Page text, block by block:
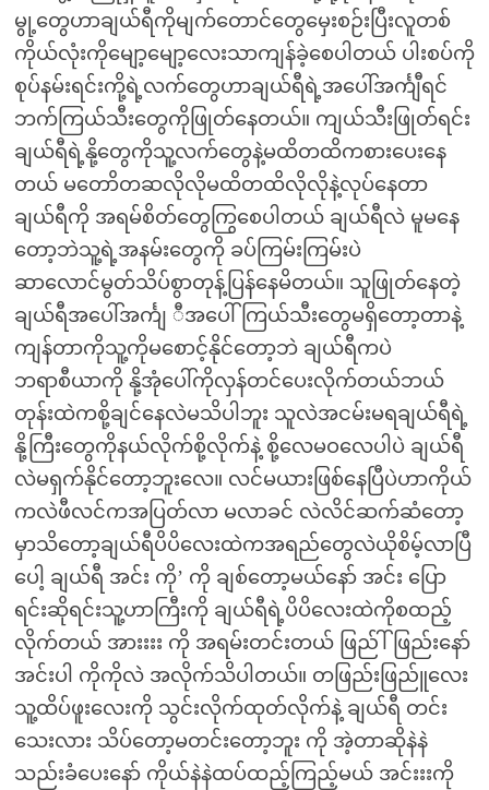
မွု့တွေဟာချယ်ရီကိုမျက်တောင်တွေမှေးစဉ်းပြီးလူတစ်
ကိုယ်လုံးကိုမျော့မျော့လေးသာကျန်ခဲ့စေပါတယ် ပါးစပ်ကို
စုပ်နမ်းရင်းကို့ရဲ့လက်တွေဟာချယ်ရီရဲ့အပေါ်အင်္ကျီရင်
ဘက်ကြယ်သီးတွေကိုဖြုတ်နေတယ်။ ကျယ်သီးဖြုတ်ရင်း
ချယ်ရီရဲ့နို့တွေကိုသူ့လက်တွေနဲ့မထိတထိကစားပေးနေ
တယ် မတောိတဆလိုလိုမထိတထိလိုလိုနဲ့လုပ်နေတာ
ချယ်ရီကို အရမ်စိတ်တွေကြွစေပါတယ် ချယ်ရီလဲ မူမနေ
တော့ဘဲသူ့ရဲ့အနမ်းတွေကို ခပ်ကြမ်းကြမ်းပဲ
ဆာလောင်မွတ်သိပ်စွာတုန့်ပြန်နေမိတယ်။ သူဖြုတ်နေတဲ့
ချယ်ရီအပေါ်အင်္ကျ ီအပေါ်ကြယ်သီးတွေမရှိတော့တာနဲ့
ကျန်တာကိုသူ့ကိုမစောင့်နိုင်တော့ဘဲ ချယ်ရီကပဲ
ဘရာစီယာကို နို့အုံပေါ်ကိုလှန်တင်ပေးလိုက်တယ်ဘယ်
တုန်းထဲကစို့ချင်နေလဲမသိပါဘူး သူလဲအငမ်းမရချယ်ရီရဲ့
နို့ကြီးတွေကိုနယ်လိုက်စို့လိုက်နဲ့ စို့လေမဝလေပါပဲ ချယ်ရီ
လဲမရှက်နိုင်တော့ဘူးလေ။ လင်မယားဖြစ်နေပြီပဲဟာကိုယ်
ကလဲဖီလင်ကအပြတ်လာ မလာခင် လဲလိင်ဆက်ဆံတော့
မှာသိတော့ချယ်ရီပိပိလေးထဲကအရည်တွေလဲယိုစိမ့်လာပြီ
ပေါ့ ချယ်ရီ အင်း ကို’ ကို ချစ်တော့မယ်နော် အင်း ပြော
ရင်းဆိုရင်းသူ့ဟာကြီးကို ချယ်ရီရဲ့ပိပိလေးထဲကိုစထည့်
လိုက်တယ် အားးးး ကို အရမ်းတင်းတယ် ဖြည်ါ်ဖြည်းနော်
အင်းပါ ကိုကိုလဲ အလိုက်သိပါတယ်။ တဖြည်းဖြည်ူလေး
သူ့ထိပ်ဖူးလေးကို သွင်းလိုက်ထုတ်လိုက်နဲ့ ချယ်ရီ တင်း
သေးလား သိပ်တော့မတင်းတော့ဘူး ကို အဲ့တာဆိုနဲနဲ
သည်းခံပေးနော် ကိုယ်နဲနဲထပ်ထည့်ကြည့်မယ် အင်းးးကို